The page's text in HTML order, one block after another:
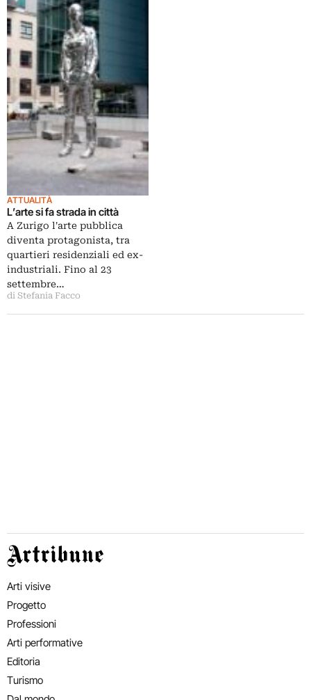
ATTUALITÀ
L’arte si fa strada in città
A Zurigo l'arte pubblica
diventa protagonista, tra
quartieri residenziali ed ex-
industriali. Fino al 23
settembre…
di Stefania Facco
Artribune
Arti visive
Progetto
Professioni
Arti performative
Editoria
Turismo